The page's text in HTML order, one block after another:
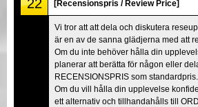
22 [Recensionspris / Review Price]
Vi tror att att dela och diskutera
är en av de sanna glädjerna med att
Om du inte behöver hålla din
planerar att berätta för någon eller
RECENSIONSPRIS som standardpris.
Om du vill hålla din upplevelse
ett alternativ och tillhandahålls till